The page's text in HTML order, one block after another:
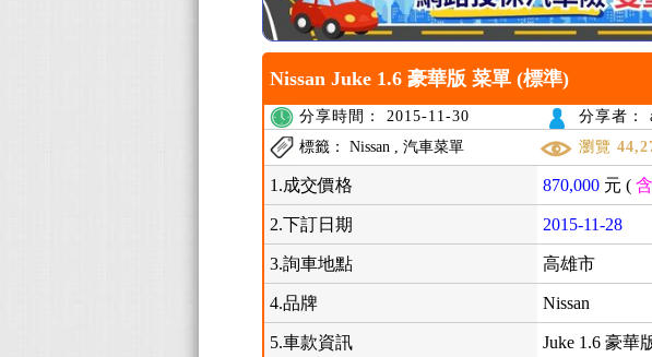
Nissan Juke 1.6 豪華版 菜單 (標準)
分享時間： 2015-11-30
分享者：
標籤： Nissan , 汽車菜單
瀏覽
1.成交價格 870,000 元 (
2.下訂日期 2015-11-28
3.詢車地點 高雄市
4.品牌 Nissan
5.車款資訊 Juke 1.6 豪華